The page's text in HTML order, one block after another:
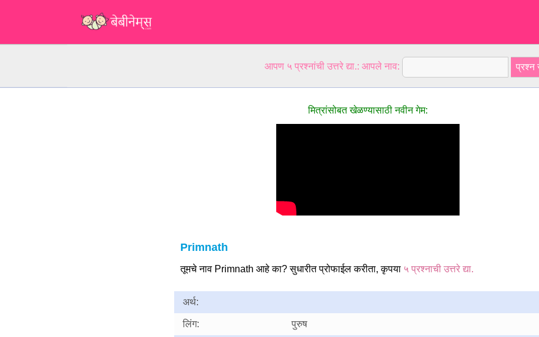
आपण ५ प्रश्नांची उत्तरे द्या.: आपले नाव:
मित्रांसोबत खेळण्यासाठी नवीन गेम:
Primnath
तूमचे नाव Primnath आहे का? सुधारीत प्रोफाईल करीता, कृपया ५ प्रश्नाची उत्तरे द्या.
अर्थ:
लिंग: पुरुष